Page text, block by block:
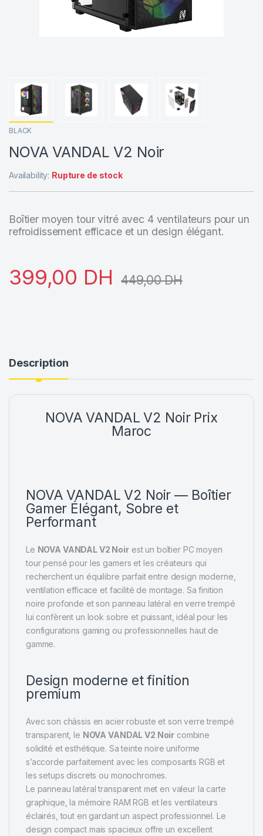
BLACK
NOVA VANDAL V2 Noir
Availability: Rupture de stock
Boîtier moyen tour vitré avec 4 ventilateurs pour un
refroidissement efficace et un design élégant.
399,00 DH 449,00DH
Description
NOVA VANDAL V2 Noir Prix
Maroc
NOVA VANDAL V2 Noir — Boîtier
Gamer Élégant, Sobre et
Performant
Le NOVA VANDAL V2 Noirest un boîtier PC moyen
tour pensé pour les gamers et les créateurs qui
recherchent un équilibre parfait entre design moderne,
ventilation efficace et facilité de montage. Sa finition
noire profonde et son panneau latéral en verre trempé
lui confèrent un look sobre et puissant, idéal pour les
configurations gaming ou professionnelles haut de
gamme.
Design moderne et finition
premium
Avec son châssis en acier robuste et son verre trempé
transparent, le NOVA VANDAL V2 Noir combine
solidité et esthétique. Sa teinte noire uniforme
s’accorde parfaitement avec les composants RGB et
les setups discrets ou monochromes.
Le panneau latéral transparent met en valeur la carte
graphique, la mémoire RAM RGB et les ventilateurs
éclairés, tout en gardant un aspect professionnel. Le
design compact mais spacieux offre un excellent